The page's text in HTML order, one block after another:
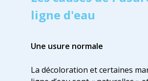
ligne d'eau
Une usure normale
La décoloration et certaines